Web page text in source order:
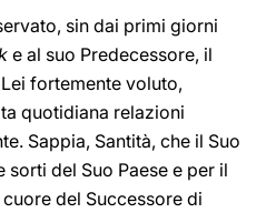
sin dai primi giorni
e al suo Predecessore, il
fortemente voluto,
quotidiana relazioni
Sappia, Santità, che il Suo
del Suo Paese e per il
del Successore di